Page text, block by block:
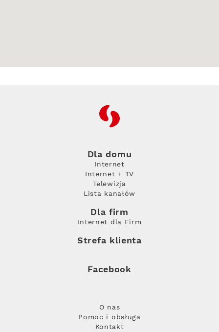
RFC
Dla domu
Internet
Internet + TV
Telewizja
Lista kanałów
Dla firm
Internet dla Firm
Strefa klienta
Facebook
O nas
Pomoc i obsługa
Kontakt